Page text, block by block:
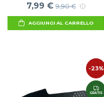
7,99 € 9,90 €
AGGIUNGI AL CARRELLO
-23%
GRATIS